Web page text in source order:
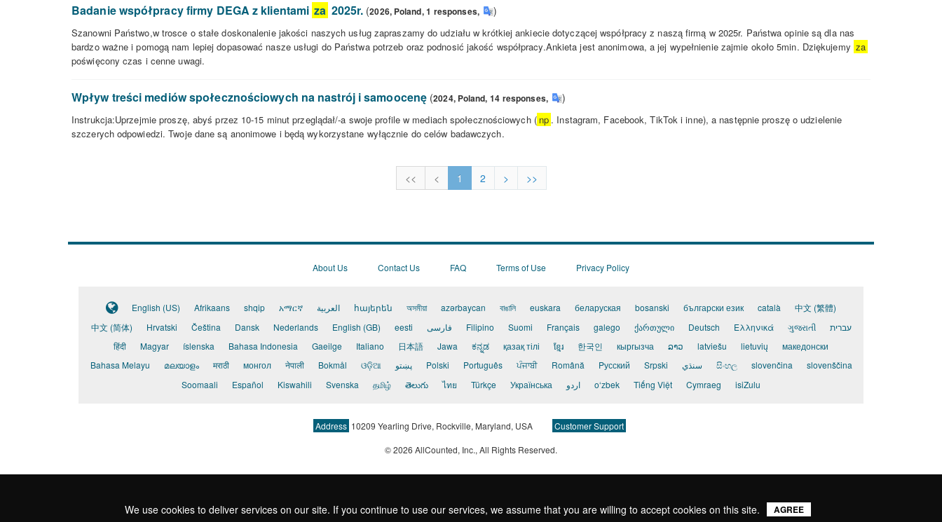
2024
ścianę
za
mównicą
Badanie współpracy firmy DEGA z klientami za 2025r. (2026, Poland,1 responses, )
Szanowni Państwo,w trosce o stałe doskonalenie jakości naszych usług zapraszamy do udziału w krótkiej ankiecie dotyczącej współpracy z naszą firmą w 2025r. Państwa opinie są dla nas
bardzo ważne i pomogą nam lepiej dopasować nasze usługi do Państwa potrzeb oraz podnosić jakość współpracy.Ankieta jest anonimowa, a jej wypełnienie zajmie około 5min. Dziękujemy za
poświęcony czas i cenne uwagi.
firmy
DEGA
z
Wpływ treści mediów społecznościowych na nastrój i samoocenę (2024, Poland, 14 responses, )
Instrukcja:Uprzejmie proszę, abyś przez 10-15 minut przeglądał/-a swoje profile w mediach społecznościowych ( np . Instagram, Facebook, TikTok i inne), a następnie proszę o udzielenie
szczerych odpowiedzi. Twoje dane są anonimowe i będą wykorzystane wyłącznie do celów badawczych.
samoocenę
<< < 1 2 > >>
About Us Contact Us FAQ Terms of Use Privacy Policy
English (US) Afrikaans shqip አማርኛ العربية հայերեն অসমীয়া azərbaycan বাঙালি euskara беларуская bosanski български език català
中文 (繁體)
中文 (简体)
Hrvatski Čeština Dansk Nederlands English (GB) eesti فارسی Filipino Suomi Français galego ქართული Deutsch Ελληνικά ગુજરાતી
עברית
हिंदी
Magyar íslenska Bahasa Indonesia Gaeilge Italiano 日本語 Jawa ಕನ್ನಡ қазақ тілі ខ្មែរ 한국인 кыргызча ລາວ latviešu lietuvių
македонски
Bahasa Melayu
മലയാളം मराठी монгол नेपाली Bokmål ଓଡ଼ିଆ پښتو Polski Português ਪੰਜਾਬੀ Română Pусский Srpski سنڌي සිංහල slovenčina
slovenščina
Soomaali
Español Kiswahili Svenska தமிழ் తెలుగు ไทย Türkçe Українська اردو o‘zbek Tiếng Việt Cymraeg isiZulu
Address 10209 Yearling Drive, Rockville, Maryland, USA
Customer Support
© 2026 AllCounted, Inc., All Rights Reserved.
We use cookies to deliver services on our site. If you continue to use our services, we assume that you are willing to accept cookies on this site. AGREE